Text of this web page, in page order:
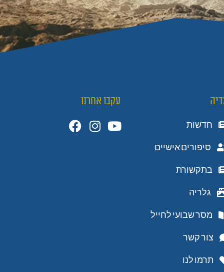
חדשות
סיפורים אישיים
בתקשורת
גלריה
מסר שבועי לחייל
צור קשר
תרמו לנו
עקבו אחרנו